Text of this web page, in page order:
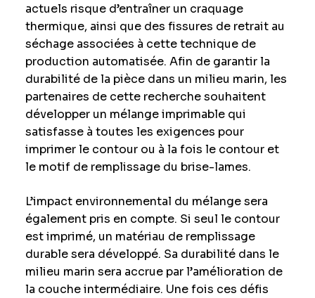
actuels risque d’entraîner un craquage
thermique, ainsi que des fissures de retrait au
séchage associées à cette technique de
production automatisée. Afin de garantir la
durabilité de la pièce dans un milieu marin, les
partenaires de cette recherche souhaitent
développer un mélange imprimable qui
satisfasse à toutes les exigences pour
imprimer le contour ou à la fois le contour et
le motif de remplissage du brise-lames.
L’impact environnemental du mélange sera
également pris en compte. Si seul le contour
est imprimé, un matériau de remplissage
durable sera développé. Sa durabilité dans le
milieu marin sera accrue par l’amélioration de
la couche intermédiaire. Une fois ces défis